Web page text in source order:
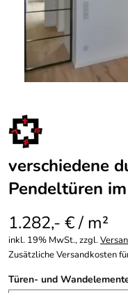
verschiedene
Pendeltüren
1.282,- € / m²
inkl. 19% MwSt., zzgl.
Zusätzliche Versandkosten
Türen- und